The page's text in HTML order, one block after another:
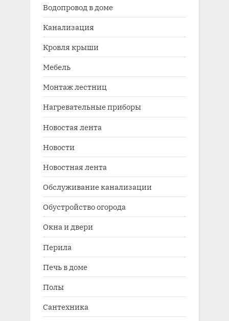
Водопровод в доме
Канализация
Кровля крыши
Мебель
Монтаж лестниц
Нагревательные приборы
Новостая лента
Новости
Новостная лента
Обслуживание канализации
Обустройство огорода
Окна и двери
Перила
Печь в доме
Полы
Сантехника